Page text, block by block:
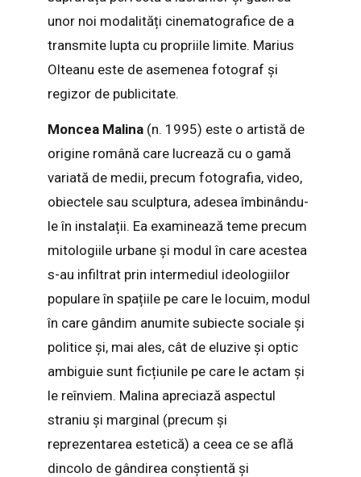
unor noi modalități cinematografice de a
transmite lupta cu propriile limite. Marius
Olteanu este de asemenea fotograf și
regizor de publicitate.
Moncea Malina(n. 1995) este o artistă de
origine română care lucrează cu o gamă
variată de medii, precum fotografia, video,
obiectele sau sculptura, adesea îmbinându-
le în instalații. Ea examinează teme precum
mitologiile urbane și modul în care acestea
s-au infiltrat prin intermediul ideologiilor
populare în spațiile pe care le locuim, modul
în care gândim anumite subiecte sociale și
politice și, mai ales, cât de eluzive și optic
ambiguie sunt ficțiunile pe care le actam și
le reînviem. Malina apreciază aspectul
straniu și marginal (precum și
reprezentarea estetică) a ceea ce se află
dincolo de gândirea conștientă și